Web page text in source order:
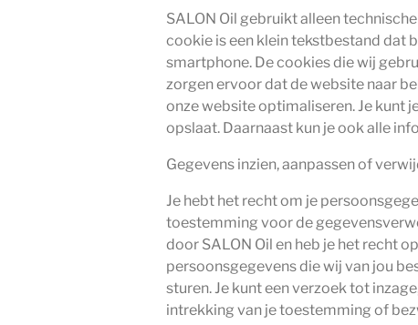
SALON Oil gebruikt alleen
cookie is een klein tekstbestand dat
smartphone. De cookies die wij
zorgen ervoor dat de website naar
onze website optimaliseren. Je kunt
opslaat. Daarnaast kun je ook alle
Gegevens inzien, aanpassen of
Je hebt het recht om je
toestemming voor de
door SALON Oil en heb je het recht
persoonsgegevens die wij van jou
sturen. Je kunt een verzoek tot
intrekking van je toestemming of